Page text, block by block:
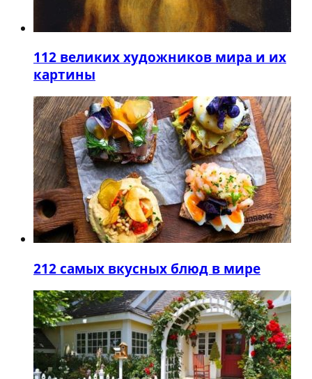
112 великих художников мира и их
картины
212 самых вкусных блюд в мире